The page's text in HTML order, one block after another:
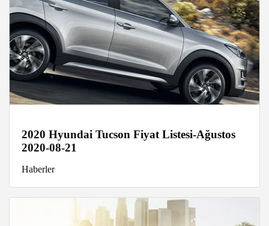
2020 Hyundai Tucson Fiyat Listesi-Ağustos
2020-08-21
Haberler